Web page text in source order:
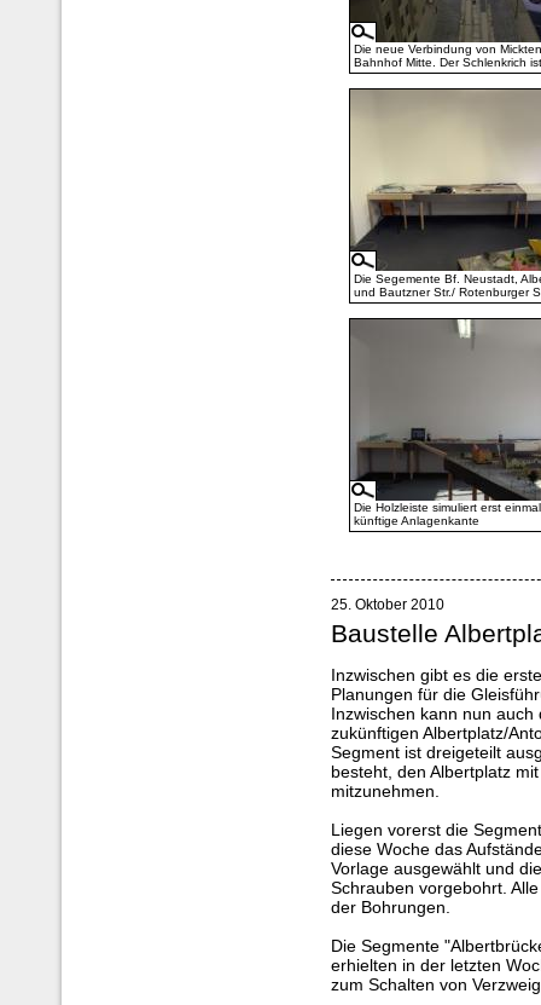
Die neue Verbindung von
Bahnhof Mitte. Der Schlenkrich
Die Segemente Bf. Neustadt,
und Bautzner Str./ Rotenburger
Die Holzleiste simuliert erst
künftige Anlagenkante
25. Oktober 2010
Baustelle
Inzwischen gibt es die
Planungen für die
Inzwischen kann nun
zukünftigen Albertplatz/
Segment ist dreigeteilt
besteht, den Albertplatz
mitzunehmen.
Liegen vorerst die
diese Woche das
Vorlage ausgewählt und
Schrauben vorgebohrt.
der Bohrungen.
Die Segmente
erhielten in der letzten
zum Schalten von